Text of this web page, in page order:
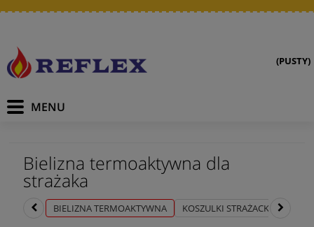
(PUSTY)
Bielizna termoaktywna dla
strażaka
BIELIZNA TERMOAKTYWNA KOSZULKI STRAŻACKIE